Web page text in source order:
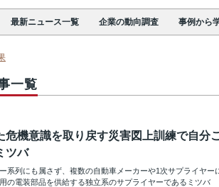
最新ニュース一覧 企業の動向調査 事例から
一覧
危機意識を取り戻す災害図上訓練で自分
ツバ
系列にも属さず、複数の自動車メーカーや1次サプライヤー
の電装部品を供給する独立系のサプライヤーであるミツバ